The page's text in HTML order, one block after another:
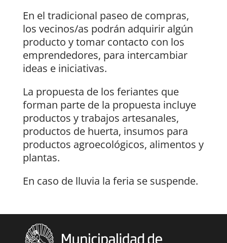
En el tradicional paseo de compras,
los vecinos/as podrán adquirir algún
producto y tomar contacto con los
emprendedores, para intercambiar
ideas e iniciativas.
La propuesta de los feriantes que
forman parte de la propuesta incluye
productos y trabajos artesanales,
productos de huerta, insumos para
productos agroecológicos, alimentos y
plantas.
En caso de lluvia la feria se suspende.